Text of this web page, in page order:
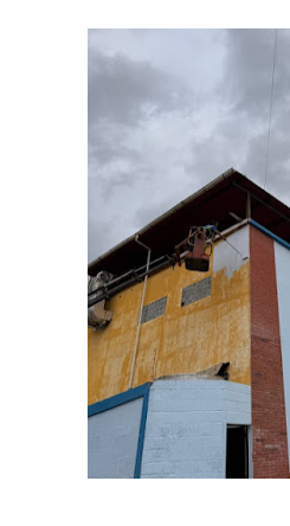
Niños merideños
Hospital universitario
Instituto Nacional de
Gobernación de Mérida
Corposalud inició talleres
Fortalecen formación
Fortaleciendo la economía
Campo Elías consolida
Fundecem inició con éxito